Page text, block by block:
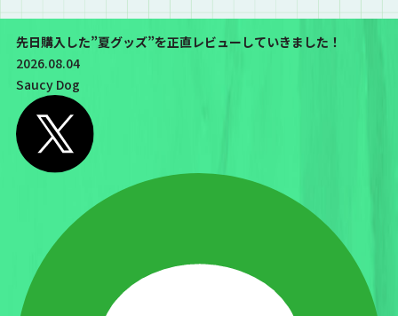
先日購入した”夏グッズ”を正直レビューしていきました！
2026.08.04
Saucy Dog